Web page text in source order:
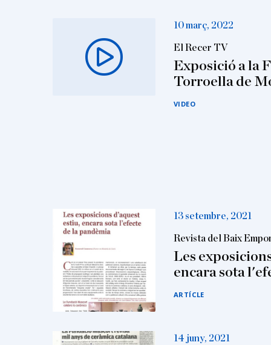
10 març, 2022
El Recer TV
Exposició a la
Torroella de
VIDEO
13 setembre, 2021
Revista del Baix
Les
encara sota
ARTÍCLE
14 juny, 2021